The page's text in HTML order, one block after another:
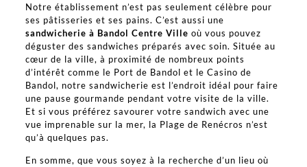
Notre établissement n’est pas seulement célèbre pour
ses pâtisseries et ses pains. C’est aussi une
sandwicherie à Bandol Centre Ville où vous pouvez
déguster des sandwiches préparés avec soin. Située au
cœur de la ville, à proximité de nombreux points
d’intérêt comme le Port de Bandol et le Casino de
Bandol, notre sandwicherie est l’endroit idéal pour faire
une pause gourmande pendant votre visite de la ville.
Et si vous préférez savourer votre sandwich avec une
vue imprenable sur la mer, la Plage de Renécros n’est
qu’à quelques pas.
En somme, que vous soyez à la recherche d’un lieu où